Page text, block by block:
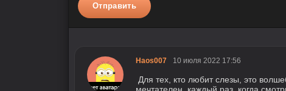
Отправить
Haos007 10 июля 2022 17:56
Для тех, кто любит слезы, это